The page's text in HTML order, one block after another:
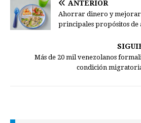
ANTERIOR
Ahorrar dinero y mejorar
principales propósitos de
Más de 20 mil venezolanos
condición